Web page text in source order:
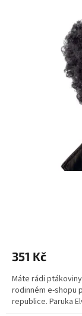
351 Kč
Máte rádi
rodinném e-shopu
republice. Paruka